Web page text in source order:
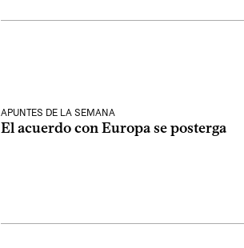
APUNTES DE LA SEMANA
El acuerdo con Europa se posterga